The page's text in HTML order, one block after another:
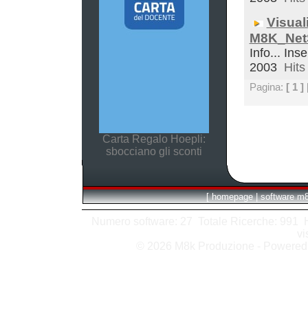
Carta Regalo Hoepli:
sbocciano gli sconti
Info...
2003
Pagina: [ 1 ]
[ homepage | software